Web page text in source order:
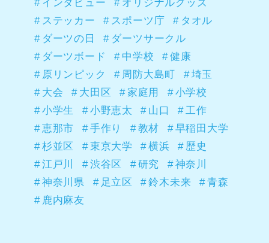
ステッカー
スポーツ庁
タオル
ダーツの日
ダーツサークル
ダーツボード
中学校
健康
原リンピック
周防大島町
埼玉
大会
大田区 家庭用
小学校
小学生
小野恵太 山口
工作
恵那市
手作り 教材
早稲田大学
杉並区
東京大学 横浜
歴史
江戸川
渋谷区 研究
神奈川
神奈川県
足立区 鈴木未来
青森
鹿内麻友